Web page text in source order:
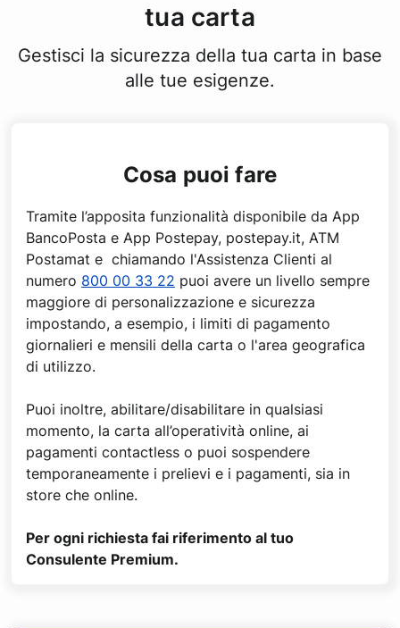
tua carta
Gestisci la sicurezza della tua carta in base
alle tue esigenze.
Cosa puoi fare
Tramite l’apposita funzionalità disponibile da App
BancoPosta e App Postepay, postepay.it, ATM
Postamat e chiamando l'Assistenza Clienti al
numero 800 00 33 22 puoi avere un livello sempre
maggiore di personalizzazione e sicurezza
impostando, a esempio, i limiti di pagamento
giornalieri e mensili della carta o l'area geografica
di utilizzo.
Puoi inoltre, abilitare/disabilitare in qualsiasi
momento, la carta all’operatività online, ai
pagamenti contactless o puoi sospendere
temporaneamente i prelievi e i pagamenti, sia in
store che online.
Per ogni richiesta fai riferimento al tuo
Consulente Premium.